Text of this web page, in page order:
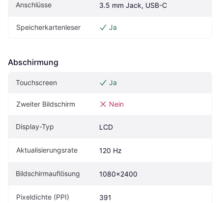
Anschlüsse 3.5 mm Jack, USB-C
Speicherkartenleser Ja
Abschirmung
Touchscreen Ja
Zweiter Bildschirm Nein
Display-Typ LCD
Aktualisierungsrate 120 Hz
Bildschirmauflösung 1080x2400
Pixeldichte (PPI) 391